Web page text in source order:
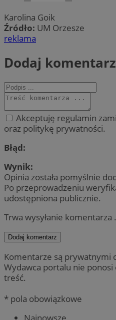
Karolina Goik
Źródło: UM Orzesze
reklama
Dodaj komentarz
Akceptuję regulamin
oraz politykę prywatności.
Błąd:
Wynik:
Opinia została pomyślnie
Po przeprowadzeniu
udostępniona publicznie.
Trwa wysyłanie komentarza
Dodaj komentarz
Komentarze są prywatnymi
Wydawca portalu nie ponosi
treść.
* pola obowiązkowe
Najnowsze